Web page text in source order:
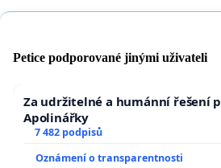
Petice podporované jinými uživateli
Za udržitelné a humánní řešení
Apolinářky
7 482 podpisů
Oznámení o transparentnosti